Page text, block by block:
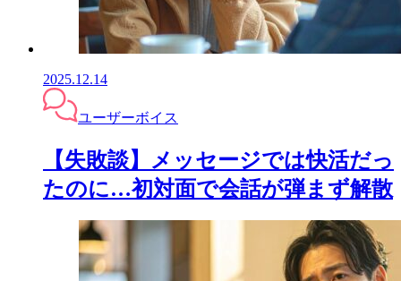
2025.12.14
ユーザーボイス
【失敗談】メッセージでは快活だっ
たのに…初対面で会話が弾まず解散